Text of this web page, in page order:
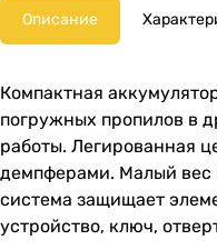
Описание
Компактная
погружных пропилов в
работы. Легированная
демпферами. Малый вес
система защищает
устройство, ключ,